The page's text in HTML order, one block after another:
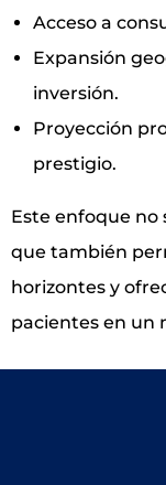
Acceso a
Expansión
inversión.
Proyección
prestigio.
Este enfoque no
que también
horizontes y
pacientes en un